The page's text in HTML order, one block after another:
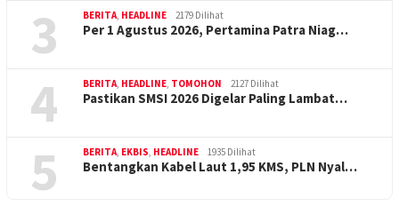
3 BERITA, HEADLINE 2179 Dilihat
Per 1 Agustus 2026, Pertamina Patra Niag…
4 BERITA, HEADLINE, TOMOHON 2127 Dilihat
Pastikan SMSI 2026 Digelar Paling Lambat…
5 BERITA, EKBIS, HEADLINE 1935 Dilihat
Bentangkan Kabel Laut 1,95 KMS, PLN Nyal…